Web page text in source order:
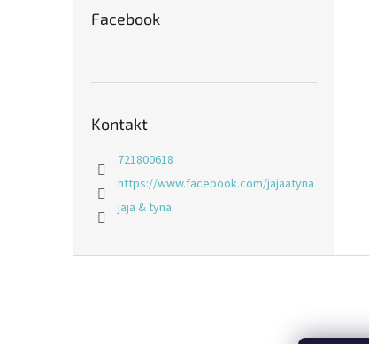
Facebook
Kontakt
721800618
https://www.facebook.com/jajaatyna
jaja & tyna